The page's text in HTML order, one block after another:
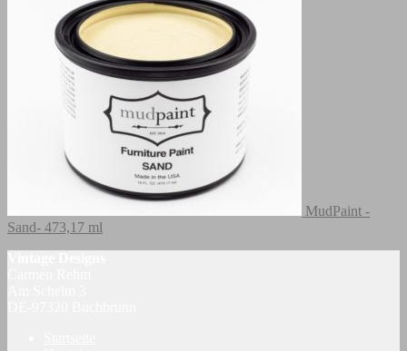
MudPaint -
Sand- 473,17 ml